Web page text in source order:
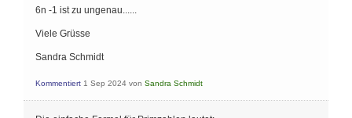
6n -1 ist zu ungenau......
Viele Grüsse
Sandra Schmidt
Kommentiert 1 Sep 2024 von Sandra Schmidt